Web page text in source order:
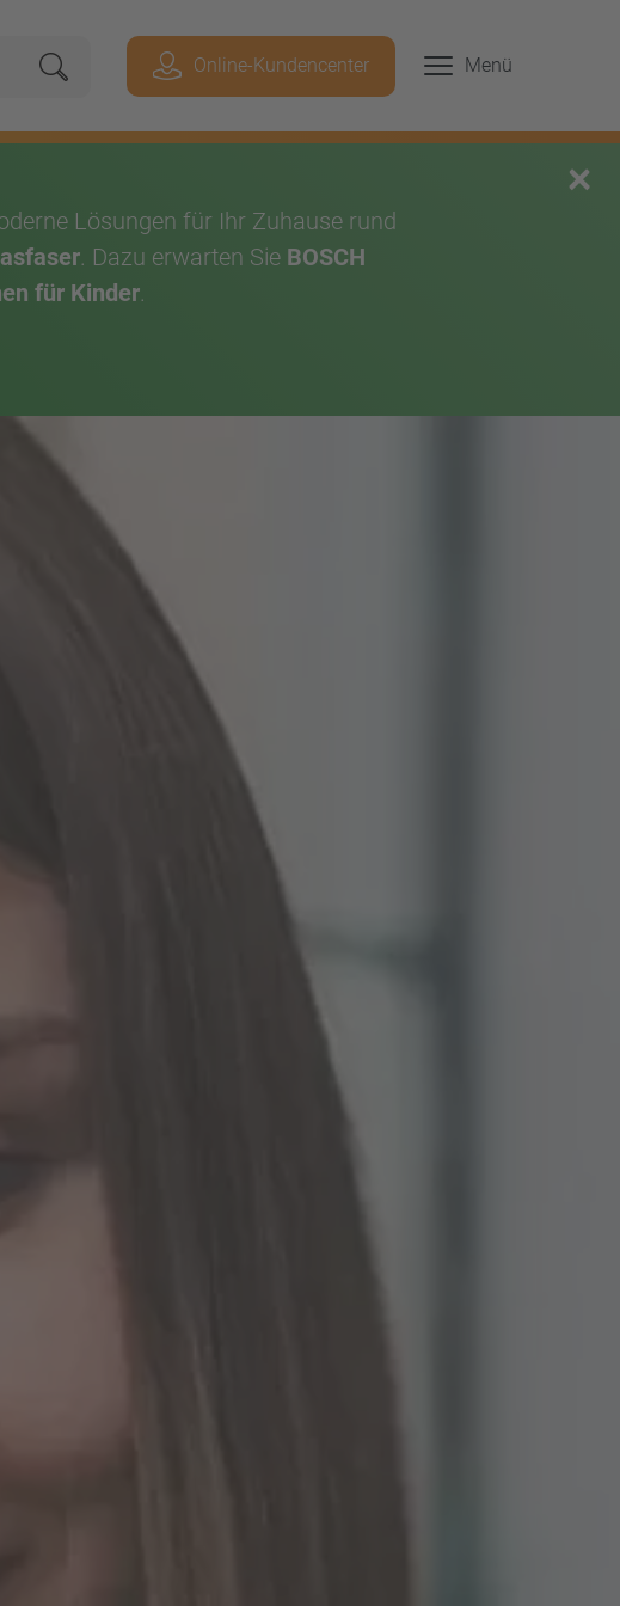
×
Lösungen für Ihr Zuhause rund
. Dazu erwarten Sie BOSCH
für Kinder.
Geben Sie hier Ihren Suchbegriff ein, um
Suchen
Online-Kundencenter Menü